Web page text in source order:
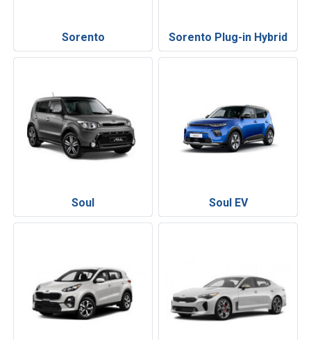
Sorento Sorento Plug-in Hybrid
Soul Soul EV